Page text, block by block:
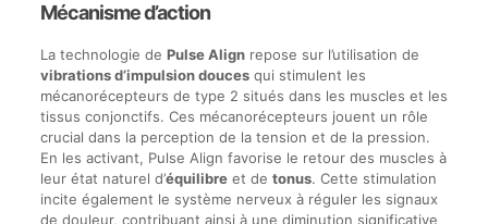
Mécanisme d’action
La technologie de Pulse Alignrepose sur l’utilisation de
vibrations d’impulsion doucesqui stimulent les
mécanorécepteurs de type 2 situés dans les muscles et les
tissus conjonctifs. Ces mécanorécepteurs jouent un rôle
crucial dans la perception de la tension et de la pression.
En les activant, Pulse Align favorise le retour des muscles à
leur état naturel d’équilibreet de tonus. Cette stimulation
incite également le système nerveux à réguler les signaux
de douleur, contribuant ainsi à une diminution significative